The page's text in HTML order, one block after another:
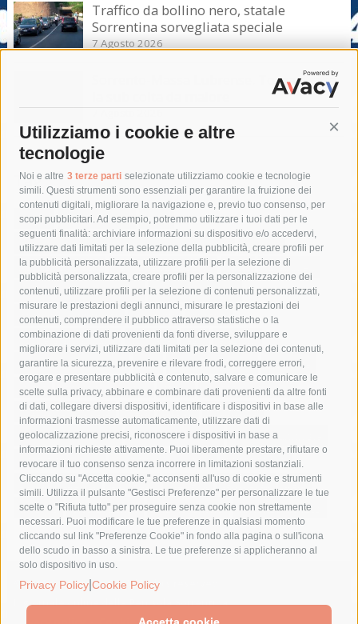
Utilizziamo i cookie e altre
tecnologie
Noi e altre 3 terze parti selezionate utilizziamo cookie e tecnologie
simili. Questi strumenti sono essenziali per garantire la fruizione dei
contenuti digitali, migliorare la navigazione e, previo tuo consenso, per
scopi pubblicitari. Ad esempio, potremmo utilizzare i tuoi dati per le
seguenti finalità: archiviare informazioni su dispositivo e/o accedervi,
utilizzare dati limitati per la selezione della pubblicità, creare profili per
la pubblicità personalizzata, utilizzare profili per la selezione di
pubblicità personalizzata, creare profili per la personalizzazione dei
contenuti, utilizzare profili per la selezione di contenuti personalizzati,
misurare le prestazioni degli annunci, misurare le prestazioni dei
contenuti, comprendere il pubblico attraverso statistiche o la
combinazione di dati provenienti da fonti diverse, sviluppare e
migliorare i servizi, utilizzare dati limitati per la selezione dei contenuti,
garantire la sicurezza, prevenire e rilevare frodi, correggere errori,
erogare e presentare pubblicità e contenuto, salvare e comunicare le
scelte sulla privacy, abbinare e combinare dati provenienti da altre fonti
di dati, collegare diversi dispositivi, identificare i dispositivi in base alle
informazioni trasmesse automaticamente, utilizzare dati di
geolocalizzazione precisi, riconoscere i dispositivi in base a
informazioni richieste attivamente. Puoi liberamente prestare, rifiutare o
revocare il tuo consenso senza incorrere in limitazioni sostanziali.
Cliccando su "Accetta cookie," acconsenti all'uso di cookie e strumenti
simili. Utilizza il pulsante "Gestisci Preferenze" per personalizzare le tue
scelte o "Rifiuta tutto" per proseguire senza cookie non strettamente
necessari. Puoi modificare le tue preferenze in qualsiasi momento
cliccando sul link "Preferenze Cookie" in fondo alla pagina o sull'icona
dello scudo in basso a sinistra. Le tue preferenze si applicheranno al
solo dispositivo in uso.
Privacy Policy Cookie Policy
Accetta cookie
Traffico da bollino nero, statale
Sorrentina sorvegliata speciale
7 Agosto 2026
Sorrento-Massa Lubrense. Torna a casa
Tag
acqua allerta meteo
anas
area marina protetta di punta campanella
arresto
Asl Napoli 3 sud
capitaneria di porto capri
carabinieri
castellammare di stabia
circumvesuviana
comune di sorrento
concerto
contagi
costiera amalfitana
covid-19 eav
elezioni
fondazione sorrento
gori guardia costiera
incidente
lavori
lorenzo balducelli mare
massa lubrense
massimo coppola
Meta napoli
ordinanza
penisola sorrentina
piano di sorrento
polizia municipale
protezione civile
Regione Campania
sant'agnello
sindaco cuomo
sorrento studenti temporali
treni
turismo
Vico Equense villa fiorentino vincenzo de luca
© 2015 SorrentoPress. All rights reserved.
Il giornale online della Penisola Sorrentina